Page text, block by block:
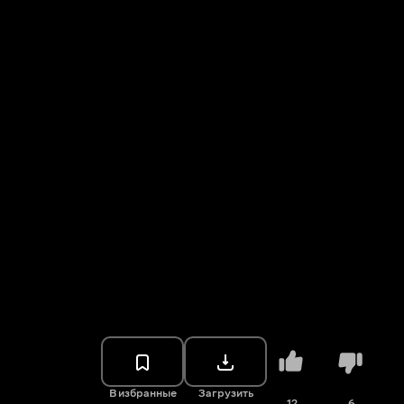
В избранные Загрузить